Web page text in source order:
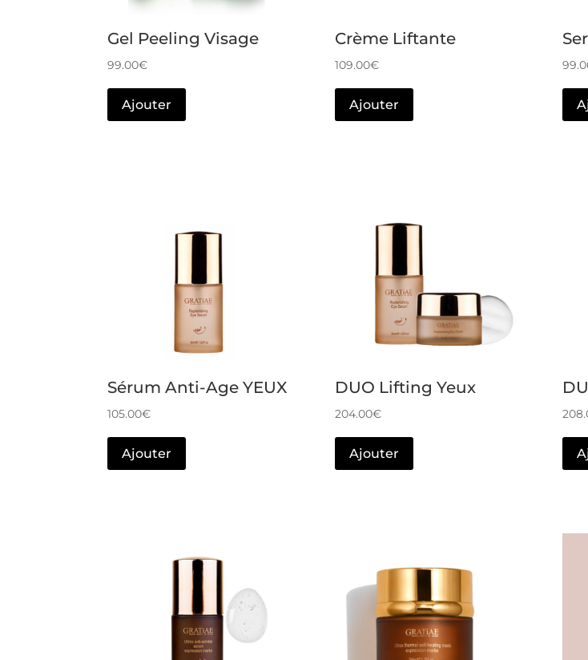
Gel Peeling Visage
99.00€
Ajouter
Crème Liftante
109.00€
Ajouter
Sérum Anti-Age YEUX
105.00€
Ajouter
DUO Lifting Yeux
204.00€
Ajouter